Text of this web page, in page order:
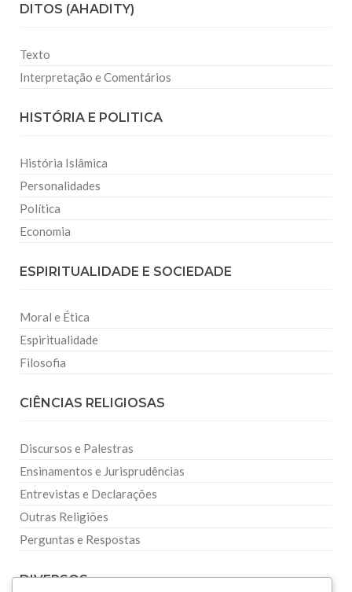
DITOS (AHADITY)
Texto
Interpretação e Comentários
HISTÓRIA E POLITICA
História Islâmica
Personalidades
Política
Economia
ESPIRITUALIDADE E SOCIEDADE
Moral e Ética
Espiritualidade
Filosofia
CIÊNCIAS RELIGIOSAS
Discursos e Palestras
Ensinamentos e Jurisprudências
Entrevistas e Declarações
Outras Religiões
Perguntas e Respostas
DIVERSOS